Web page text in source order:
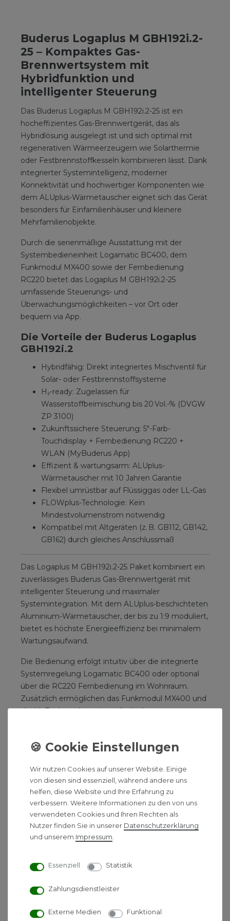
Buderus Logaplus M GBH192i.2-
25 – Kompaktes Gas-
Brennwertsystem mit
Hybridfunktion und
intelligenter Steuerung
Das Buderus Logaplus M GBH192i.2-25 ist ein
hocheffizientes Gas-Brennwertgerät, das als
Hybridlösung ausgelegt ist und sich optimal mit
regenerativen Wärmeerzeugern wie Solarthermie
oder Festbrennstoffkesseln kombinieren lässt. Dank
integrierter Systemintelligenz, moderner
Konnektivität und hochwertiger Komponenten wie
dem ALUplus-Wärmetauscher eignet sich das Gerät
besonders für Einfamilienhäuser und kleinere
Mehrfamilienobjekte.
Durch die serienmäßige Ausstattung mit der
Systembedieneinheit Logamatic BC400, dem
Funkmodul MX400 sowie der Fernbedienung
RC220 bietet das Logaplus M GBH192i.2-25
umfassende Steuerungs- und
Überwachungsmöglichkeiten – vor Ort oder
bequem via App.
Die Vorteile der Buderus Logaplus
GBH192i.2
Hybridfähig: Direkt integriertes Mischventil für
Solar- oder Festbrennstoffsysteme
H₂-ready: Zugelassen für
Wasserstoffbeimischung bis 20 Vol.-% (DVGW
ZP 3100)
Zukunftssichere Steuerung: 5"-Farb-
Touchdisplay + Fernbedienung RC220 +
WLAN (MyBuderus App)
Effizient & wartungsarm: ALUplus-
Wärmetauscher mit 10 Jahren Garantie
Flexibel umrüstbar auf Flüssiggas oder LL-Gas
FLOWplus-Technologie: Kein
Mindestvolumenstrom notwendig
Kompatibel mit Altgeräten (z. B. GB112, GB142,
GB162) durch gleiches Anschlussmaß
Das Logaplus M GBH192i.2-25 Paket kombiniert ein
zuverlässiges Buderus Gas-Brennwertgerät mit
intelligenter Steuerung und maximaler
Systemintegration. Mit dem ALUplus-beschichteten
Aluminium-Wärmetauscher, der bis zu 1:9 moduliert,
bietet es höchste Energieeffizienz bei minimalem
Wartungsaufwand.
Die Bedienung erfolgt intuitiv über die integrierte
Systemregelung Logamatic BC400 oder optional
über die RC220 Fernbedienung im Wohnraum.
Zusätzlich ermöglichen das Funkmodul MX400 und
die MyBuderus App eine vollständige
Dank des serienmäßigen Mischventils lässt sich das
Gerät besonders einfach mit anderen
Wärmeerzeugern kombinieren, wodurch sich ideale
Bedingungen für hybride Heizsysteme ergeben.
Technischen Daten
Heizleistung (50/30 °C): 2,9 – 25,1 kW
Warmwasserleistung:
23,6 kW
Aluminiumguss mit
Hybridfähig
Wir nutzen Cookies auf unserer Website. Einige
von diesen sind essenziell, während andere uns
helfen, diese Website und Ihre Erfahrung zu
verbessern. Weitere Informationen zu den von uns
verwendeten Cookies und Ihren Rechten als
Nutzer finden Sie in unserer Daten­schutz­erklärung
und unserem Impressum
Essenziell Statistik
Zahlungsdienstleister
Externe Medien Funktional